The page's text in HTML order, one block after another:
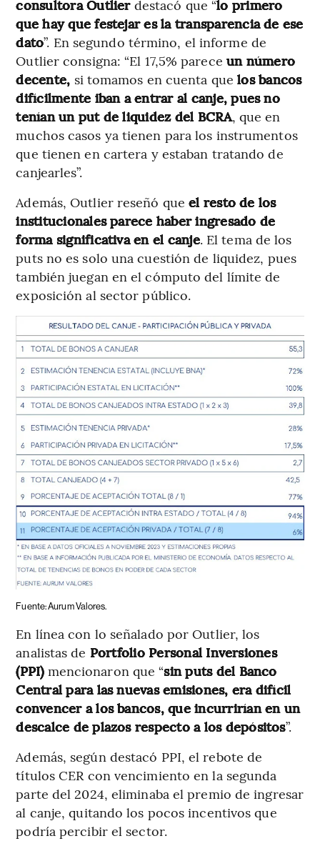
consultora Outlierdestacó que “lo primero
que hay que festejar es la transparencia de ese
dato”. En segundo término, el informe de
Outlier consigna: “El 17,5% parece un número
decente, si tomamos en cuenta quelos bancos
difícilmente iban a entrar al canje, pues no
tenían un put de liquidez del BCRA, que en
muchos casos ya tienen para los instrumentos
que tienen en cartera y estaban tratando de
canjearles”.
Además, Outlier reseñó queel resto de los
institucionales parece haber ingresado de
forma significativa en el canje. El tema de los
puts no es solo una cuestión de liquidez, pues
también juegan en el cómputo del límite de
exposición al sector público.
Fuente: Aurum Valores.
En línea con lo señalado por Outlier, los
analistas de Portfolio Personal Inversiones
(PPI)mencionaron que “sin puts del Banco
Central para las nuevas emisiones, era difícil
convencer a los bancos, que incurrirían en un
descalce de plazos respecto a los depósitos”.
Además, según destacó PPI, el rebote de
títulos CER con vencimiento en la segunda
parte del 2024, eliminaba el premio de ingresar
al canje, quitando los pocos incentivos que
podría percibir el sector.